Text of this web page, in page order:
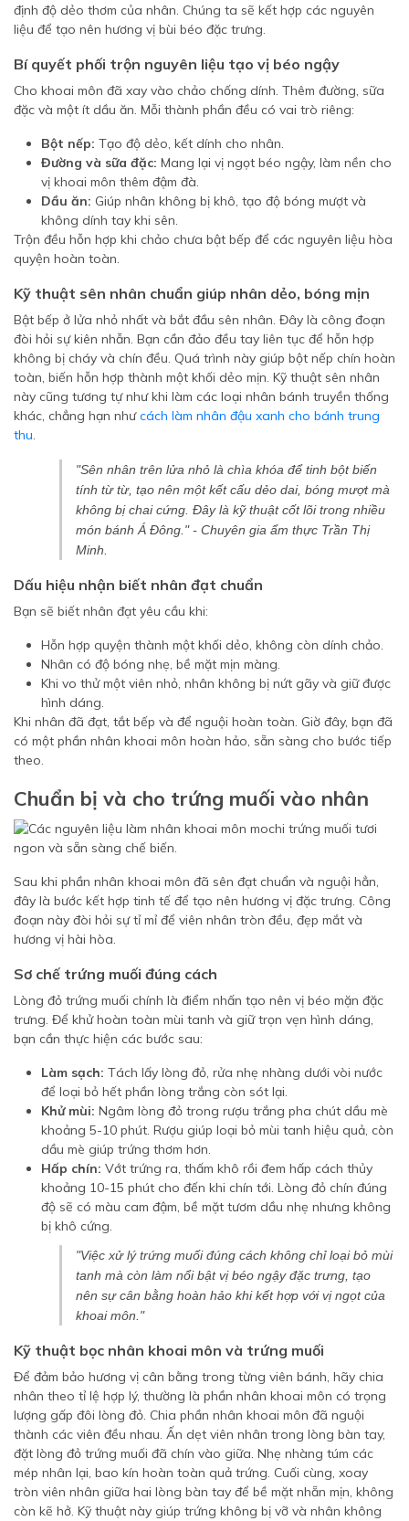
định độ dẻo thơm của nhân. Chúng ta sẽ kết hợp các nguyên
liệu để tạo nên hương vị bùi béo đặc trưng.
Bí quyết phối trộn nguyên liệu tạo vị béo ngậy
Cho khoai môn đã xay vào chảo chống dính. Thêm đường, sữa
đặc và một ít dầu ăn. Mỗi thành phần đều có vai trò riêng:
Bột nếp: Tạo độ dẻo, kết dính cho nhân.
Đường và sữa đặc: Mang lại vị ngọt béo ngậy, làm nền cho
vị khoai môn thêm đậm đà.
Dầu ăn: Giúp nhân không bị khô, tạo độ bóng mượt và
không dính tay khi sên.
Trộn đều hỗn hợp khi chảo chưa bật bếp để các nguyên liệu hòa
quyện hoàn toàn.
Kỹ thuật sên nhân chuẩn giúp nhân dẻo, bóng mịn
Bật bếp ở lửa nhỏ nhất và bắt đầu sên nhân. Đây là công đoạn
đòi hỏi sự kiên nhẫn. Bạn cần đảo đều tay liên tục để hỗn hợp
không bị cháy và chín đều. Quá trình này giúp bột nếp chín hoàn
toàn, biến hỗn hợp thành một khối dẻo mịn. Kỹ thuật sên nhân
này cũng tương tự như khi làm các loại nhân bánh truyền thống
khác, chẳng hạn nhưcách làm nhân đậu xanh cho bánh trung
thu.
"Sên nhân trên lửa nhỏ là chìa khóa để tinh bột biến
tính từ từ, tạo nên một kết cấu dẻo dai, bóng mượt mà
không bị chai cứng. Đây là kỹ thuật cốt lõi trong nhiều
món bánh Á Đông." - Chuyên gia ẩm thực Trần Thị
Minh.
Dấu hiệu nhận biết nhân đạt chuẩn
Bạn sẽ biết nhân đạt yêu cầu khi:
Hỗn hợp quyện thành một khối dẻo, không còn dính chảo.
Nhân có độ bóng nhẹ, bề mặt mịn màng.
Khi vo thử một viên nhỏ, nhân không bị nứt gãy và giữ được
hình dáng.
Khi nhân đã đạt, tắt bếp và để nguội hoàn toàn. Giờ đây, bạn đã
có một phần nhân khoai môn hoàn hảo, sẵn sàng cho bước tiếp
theo.
Chuẩn bị và cho trứng muối vào nhân
Sau khi phần nhân khoai môn đã sên đạt chuẩn và nguội hẳn,
đây là bước kết hợp tinh tế để tạo nên hương vị đặc trưng. Công
đoạn này đòi hỏi sự tỉ mỉ để viên nhân tròn đều, đẹp mắt và
hương vị hài hòa.
Sơ chế trứng muối đúng cách
Lòng đỏ trứng muối chính là điểm nhấn tạo nên vị béo mặn đặc
trưng. Để khử hoàn toàn mùi tanh và giữ trọn vẹn hình dáng,
bạn cần thực hiện các bước sau:
Làm sạch: Tách lấy lòng đỏ, rửa nhẹ nhàng dưới vòi nước
để loại bỏ hết phần lòng trắng còn sót lại.
Khử mùi: Ngâm lòng đỏ trong rượu trắng pha chút dầu mè
khoảng 5-10 phút. Rượu giúp loại bỏ mùi tanh hiệu quả, còn
dầu mè giúp trứng thơm hơn.
Hấp chín: Vớt trứng ra, thấm khô rồi đem hấp cách thủy
khoảng 10-15 phút cho đến khi chín tới. Lòng đỏ chín đúng
độ sẽ có màu cam đậm, bề mặt tươm dầu nhẹ nhưng không
bị khô cứng.
"Việc xử lý trứng muối đúng cách không chỉ loại bỏ mùi
tanh mà còn làm nổi bật vị béo ngậy đặc trưng, tạo
nên sự cân bằng hoàn hảo khi kết hợp với vị ngọt của
khoai môn."
Kỹ thuật bọc nhân khoai môn và trứng muối
Để đảm bảo hương vị cân bằng trong từng viên bánh, hãy chia
nhân theo tỉ lệ hợp lý, thường là phần nhân khoai môn có trọng
lượng gấp đôi lòng đỏ. Chia phần nhân khoai môn đã nguội
thành các viên đều nhau. Ấn dẹt viên nhân trong lòng bàn tay,
đặt lòng đỏ trứng muối đã chín vào giữa. Nhẹ nhàng túm các
mép nhân lại, bao kín hoàn toàn quả trứng. Cuối cùng, xoay
tròn viên nhân giữa hai lòng bàn tay để bề mặt nhẵn mịn, không
còn kẽ hở. Kỹ thuật này giúp trứng không bị vỡ và nhân không